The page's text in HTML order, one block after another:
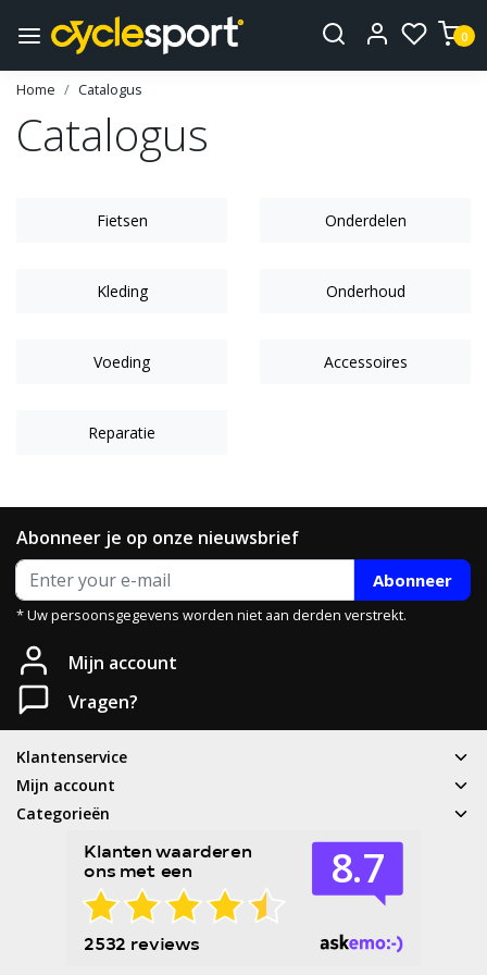
0
Home Catalogus
Catalogus
Fietsen Onderdelen
Kleding Onderhoud
Voeding Accessoires
Reparatie
Abonneer je op onze nieuwsbrief
Abonneer
* Uw persoonsgegevens worden niet aan derden verstrekt.
Mijn account
Vragen?
Klantenservice
Mijn account
Categorieën